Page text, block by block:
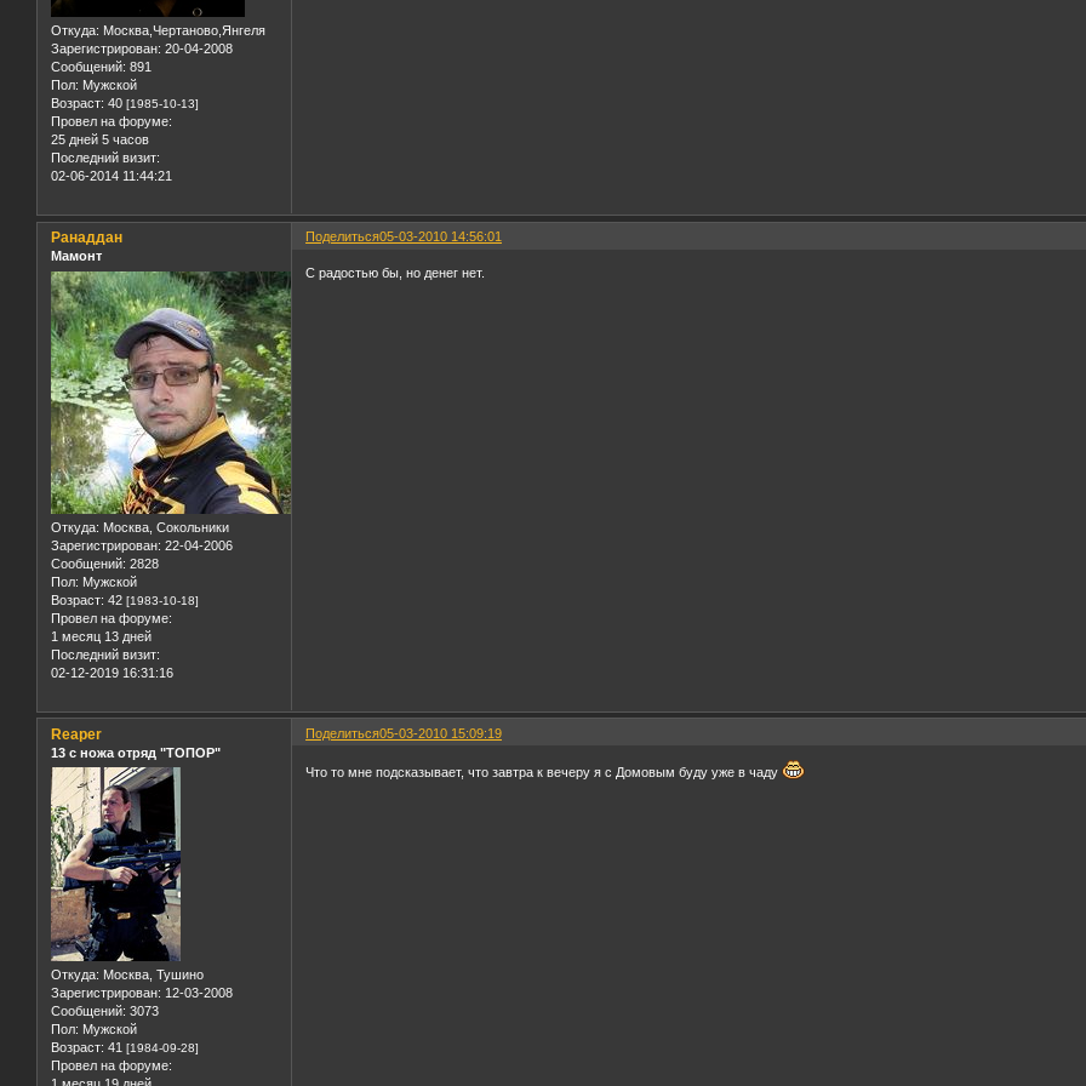
Откуда: Москва,Чертаново,Янгеля
Зарегистрирован: 20-04-2008
Сообщений: 891
Пол: Мужской
Возраст: 40 [1985-10-13]
Провел на форуме:
25 дней 5 часов
Последний визит:
02-06-2014 11:44:21
Поделиться05-03-2010 14:56:01
Ранаддан
Мамонт
Откуда: Москва, Сокольники
Зарегистрирован: 22-04-2006
Сообщений: 2828
Пол: Мужской
Возраст: 42 [1983-10-18]
Провел на форуме:
1 месяц 13 дней
Последний визит:
02-12-2019 16:31:16
С радостью бы, но денег нет.
Поделиться05-03-2010 15:09:19
Reaper
13 с ножа отряд "ТОПОР"
Откуда: Москва, Тушино
Зарегистрирован: 12-03-2008
Сообщений: 3073
Пол: Мужской
Возраст: 41 [1984-09-28]
Провел на форуме:
Что то мне подсказывает, что завтра к вечеру я с Домовым буду уже в чаду